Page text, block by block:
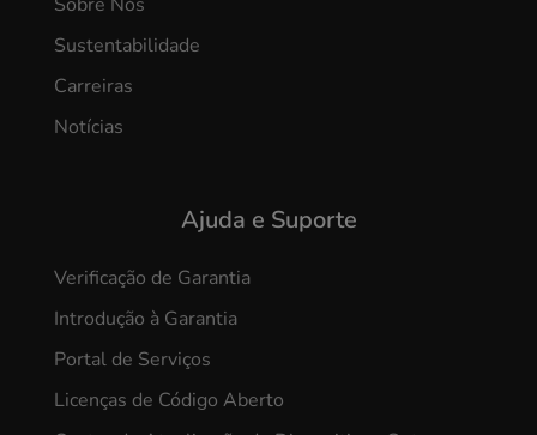
Sustentabilidade
Carreiras
Notícias
Ajuda e Suporte
Verificação de Garantia
Introdução à Garantia
Portal de Serviços
Licenças de Código Aberto